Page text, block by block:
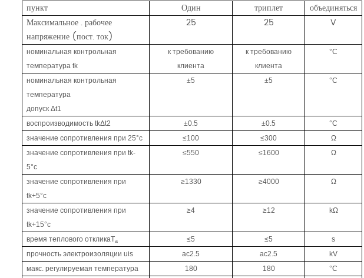
пункт Один триплет
объединяться
Максимальное . рабочее
напряжение (пост. ток)
25 25 V
номинальная контрольная
температура tk
к требованию
клиента
к требованию
клиента
°C
номинальная контрольная
температура
допуск Δt1
±5 ±5 °C
воспроизводимость tkΔt2 ±0.5 ±0.5
°C
значение сопротивления при 25°c
≤100 ≤300
Ω
значение сопротивления при tk-
5°c
≤550 ≤1600 Ω
значение сопротивления при
tk+5°c
≥1330 ≥4000 Ω
значение сопротивления при
tk+15°c
≥4 ≥12 kΩ
время теплового откликаTa ≤5 ≤5
s
прочность электроизоляции uis
ac2.5 ac2.5
kV
макс. регулируемая температура
180 180
°C